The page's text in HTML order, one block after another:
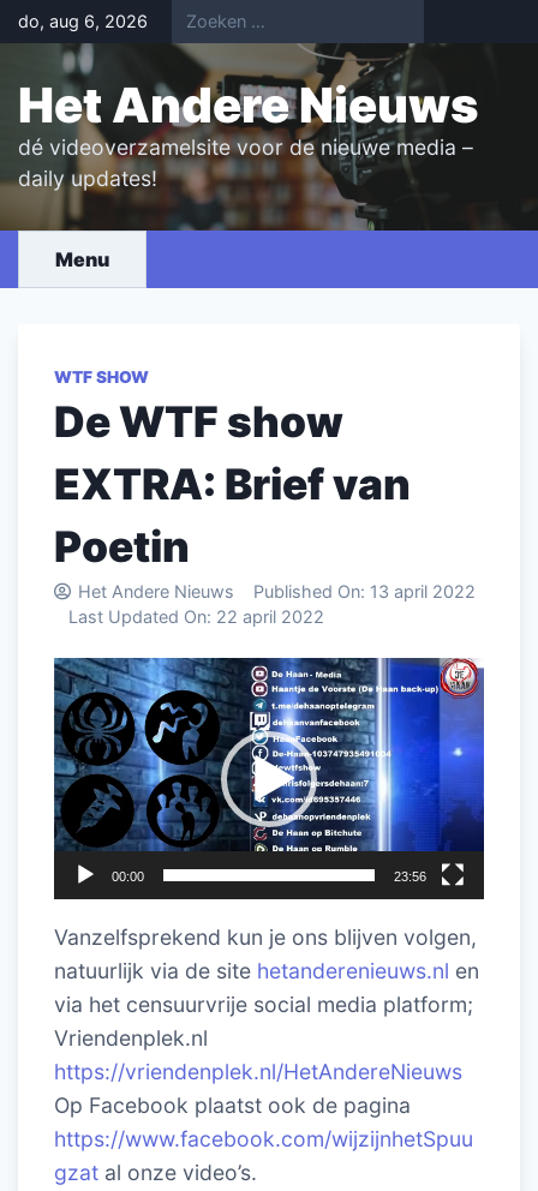
Skip
to
content
do, aug 6, 2026
Het Andere Nieuws
dé videoverzamelsite voor de nieuwe media –
daily updates!
Menu
WTF SHOW
De WTF show
EXTRA: Brief van
Poetin
Het Andere Nieuws Published On: 13 april 2022
Last Updated On: 22 april 2022
Videospeler
00:00 23:56
Vanzelfsprekend kun je ons blijven volgen,
natuurlijk via de site hetanderenieuws.nl en
via het censuurvrije social media platform;
Vriendenplek.nl
https://vriendenplek.nl/HetAndereNieuws
Op Facebook plaatst ook de pagina
https://www.facebook.com/wijzijnhetSpuu
gzat al onze video’s.